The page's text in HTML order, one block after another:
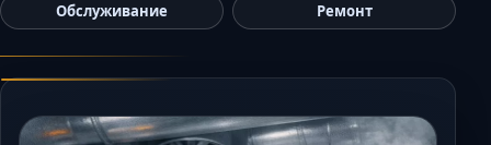
Краснодар
Майкоп
Минеральные Воды
Обслуживание Ремонт